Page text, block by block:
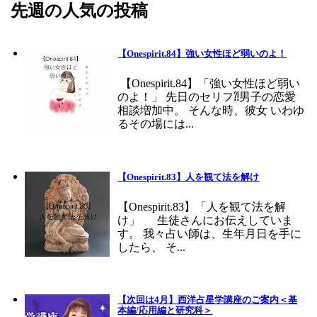
先週の人気の投稿
【Onespirit.84】強い女性ほど弱いのよ！
【Onespirit.84】「強い女性ほど弱い
のよ！」 先日のセリフ⁈男子の恋愛
相談増加中。 そんな時、彼女 いわゆ
るその場には...
【Onespirit.83】人を観て法を解け
【Onespirit.83】「人を観て法を解
け」 生徒さんにお伝えしていま
す。 我々占い師は、生年月日を手に
したら、 そ...
【次回は4月】西洋占星学講座のご案内＜基
本編/応用編と研究科＞